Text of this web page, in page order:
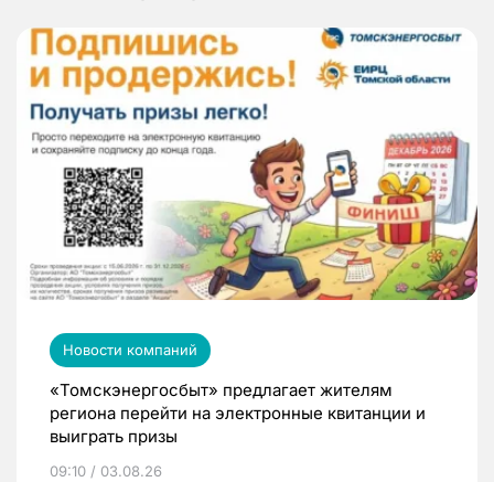
Новости компаний
«Томскэнергосбыт» предлагает жителям
региона перейти на электронные квитанции и
выиграть призы
09:10 / 03.08.26